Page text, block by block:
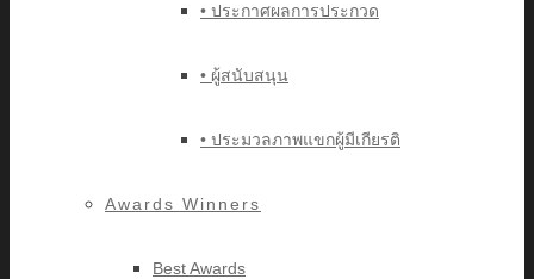
• ประกาศผลการประกวด
• ผู้สนับสนุน
• ประมวลภาพแขกผู้มีเกียรติ
Awards Winners
Best Awards